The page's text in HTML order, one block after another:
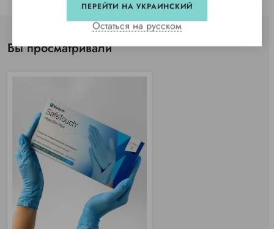
Вы просматривали
ПЕРЕЙТИ НА УКРАИНСКИЙ
Остаться на русском